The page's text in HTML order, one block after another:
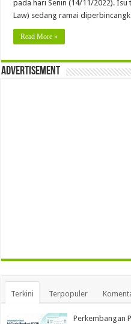
pada hari Senin (14/11/2022). Isu
Law) sedang ramai
Read More »
Advertisement
Terkini Terpopuler
Perkembangan